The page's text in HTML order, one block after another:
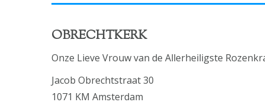
OBRECHTKERK
Onze Lieve Vrouw van de Allerheiligste
Jacob Obrechtstraat 30
1071 KM Amsterdam